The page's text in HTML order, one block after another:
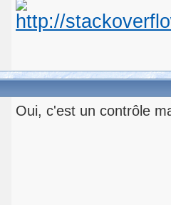
Oui, c'est un contrôle